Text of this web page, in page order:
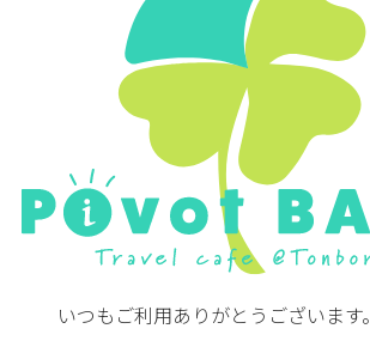
いつもご利用ありがとうございます。